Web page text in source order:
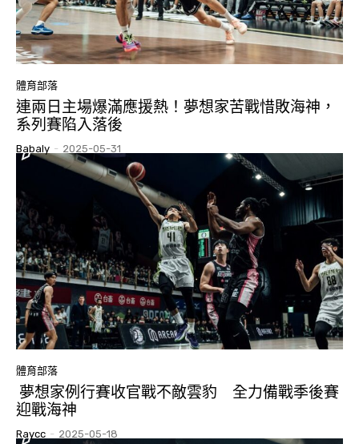
體育部落
連兩日主場爆滿應援熱！夢想家苦戰惜敗海神，
系列賽陷入落後
Babaly - 2025-05-31
體育部落
夢想家例行賽收官戰不敵雲豹 全力備戰季後賽
迎戰海神
Raycc - 2025-05-18